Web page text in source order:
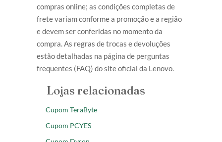
compras online; as condições completas de
frete variam conforme a promoção e a região
e devem ser conferidas no momento da
compra. As regras de trocas e devoluções
estão detalhadas na página de perguntas
frequentes (FAQ) do site oficial da Lenovo.
Lojas relacionadas
Cupom TeraByte
Cupom PCYES